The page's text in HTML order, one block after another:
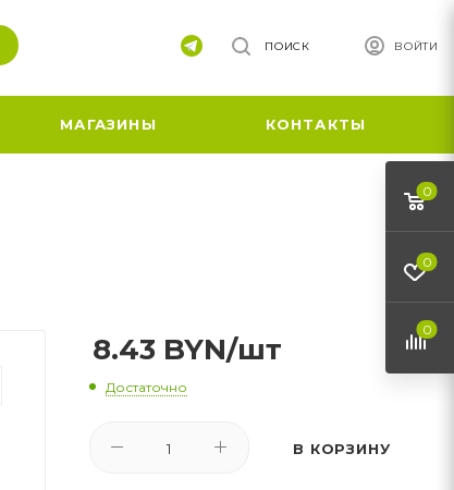
ВОЙТИ
ПОИСК
МАГАЗИНЫ КОНТАКТЫ
8.43 BYN/шт
Достаточно
В КОРЗИНУ
0
0
0